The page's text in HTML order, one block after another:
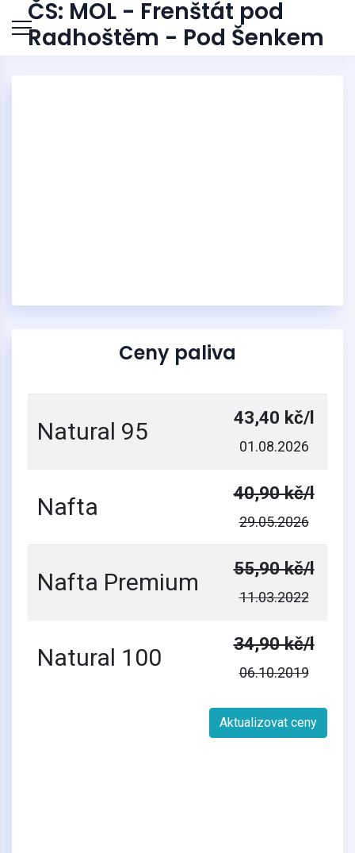
ČS: MOL - Frenštát pod
Radhoštěm - Pod Šenkem
Ceny paliva
Natural 95 43,40 kč/l
01.08.2026
Nafta 40,90 kč/l
29.05.2026
Nafta Premium 55,90 kč/l
11.03.2022
Natural 100 34,90 kč/l
06.10.2019
Aktualizovat ceny